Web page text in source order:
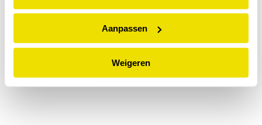
Aanpassen
Weigeren